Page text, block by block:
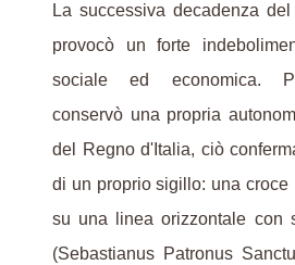
La successiva decadenza
provocò un forte
sociale ed economica.
conservò una propria
del Regno d'Italia, ciò
di un proprio sigillo: una croce
su una linea orizzontale con
(Sebastianus Patronus